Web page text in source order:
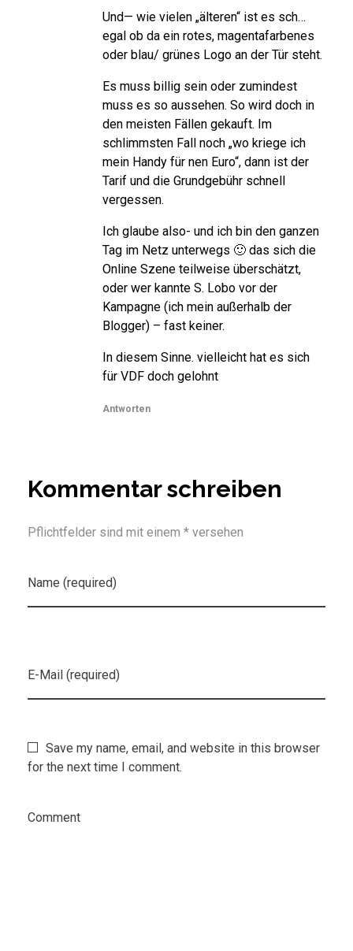
Und— wie vielen „älteren“ ist es sch…
egal ob da ein rotes, magentafarbenes
oder blau/ grünes Logo an der Tür steht.
Es muss billig sein oder zumindest
muss es so aussehen. So wird doch in
den meisten Fällen gekauft. Im
schlimmsten Fall noch „wo kriege ich
mein Handy für nen Euro“, dann ist der
Tarif und die Grundgebühr schnell
vergessen.
Ich glaube also- und ich bin den ganzen
Tag im Netz unterwegs 🙂 das sich die
Online Szene teilweise überschätzt,
oder wer kannte S. Lobo vor der
Kampagne (ich mein außerhalb der
Blogger) – fast keiner.
In diesem Sinne. vielleicht hat es sich
für VDF doch gelohnt
Antworten
Kommentar schreiben
Pflichtfelder sind mit einem * versehen
Name (required)
E-Mail (required)
Save my name, email, and website in this browser
for the next time I comment.
Comment